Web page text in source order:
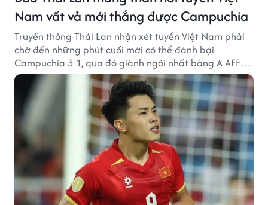
Nam vất vả mới thắng được Campuchia
Truyền thông Thái Lan nhận xét tuyển Việt Nam phải
chờ đến những phút cuối mới có thể đánh bại
Campuchia 3-1, qua đó giành ngôi nhất bảng A AFF
Cup 2026.